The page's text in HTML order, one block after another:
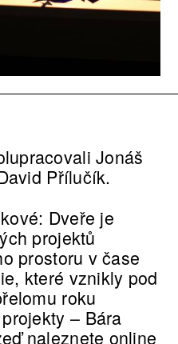
Jonáš
Přílučík.
Dveře je
projektů
prostoru v čase
které vznikly pod
roku
–⁠ Bára
naleznete online